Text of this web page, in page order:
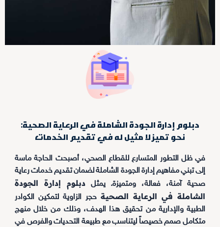
دبلوم إدارة الجودة الشاملة في الرعاية الصحية:
نحو تميز لا مثيل له في تقديم الخدمات
في ظل التطور المتسارع للقطاع الصحي، أصبحت الحاجة ماسة
إلى تبني مفاهيم إدارة الجودة الشاملة لضمان تقديم خدمات رعاية
صحية آمنة، فعالة، ومتميزة. يمثلدبلوم إدارة الجودة
الشاملة في الرعاية الصحية حجر الزاوية لتمكين الكوادر
الطبية والإدارية من تحقيق هذا الهدف، وذلك من خلال منهج
متكامل صمم خصيصاً ليتناسب مع طبيعة التحديات والفرص في